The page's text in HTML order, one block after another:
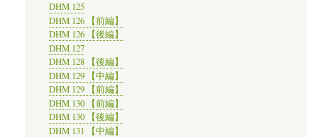
DHM 125
DHM 126 【前編】
DHM 126 【後編】
DHM 127
DHM 128 【後編】
DHM 129 【中編】
DHM 129 【前編】
DHM 130 【前編】
DHM 130 【後編】
DHM 131 【中編】